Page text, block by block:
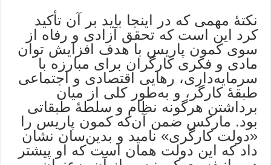
نکتۀ مهمی که در اینجا باید بر آن تأکید
کرد این است که تحقق آزادی‌ و رفاه از
سوی کمون پاریس با هدف افزایش توان
مادی و فکری کارگران برای مبارزه با
سرمایه‌داری، رهایی اقتصادی و اجتماعی
طبقۀ کارگر، و به‌طور کلی از میان
برداشتن هرگونه نظام و سلطۀ طبقاتی
بود. مارکس ضمن آن‌که کمون پاریس را
«دولت کارگری» ‌نامید و بدین‌سان نشان
‌داد که این دولت همان است که او پیشتر